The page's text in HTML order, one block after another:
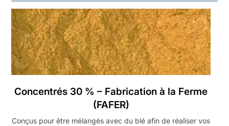
Concentrés 30 % – Fabrication à la Ferme
(FAFER)
Conçus pour être mélangés avec du blé afin de réaliser vos